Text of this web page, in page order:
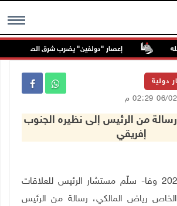
MENU
إعصار "دولفين" يضرب شرق الصين ويتسبب
دولية
من الرئيس إلى نظيره الجنوب
إفريقي
كيب تاون 6-2-2025 وفا- سلّم مستشار الرئيس للعلاقات
الخاص رياض المالكي، رسالة من الرئيس